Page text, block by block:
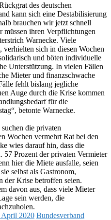
des deutschen
kann sich eine Destabilisierung
brauchen wir jetzt schnell
müssen ihren Verpflichtungen
Warnecke. Viele
verhielten sich in diesen Wochen
und böten individuelle
Unterstützung. In vielen Fällen
Mieter und finanzschwache
fehlt bislang jegliche
Auge durch die Krise kommen
für die
betonte Warnecke.
die privaten
Wochen vermehrt Rat bei den
wies darauf hin, dass die
57 Prozent der privaten Vermieter
hier die Miete ausfalle, seien
selbst als Gastronom,
der Krise betroffen seien.
davon aus, dass viele Mieter
sein werden, die
April 2020 Bundesverband